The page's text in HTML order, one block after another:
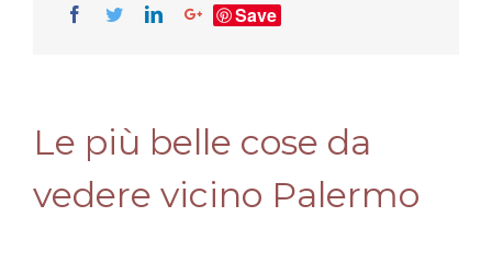
Save
Le più belle cose da
vedere vicino Palermo